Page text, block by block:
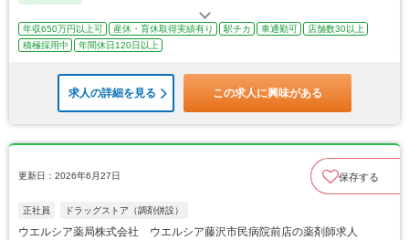
年収650万円以上可 産休・育休取得実績有り 駅チカ 車通勤可
店舗数30以上
積極採用中
年間休日120日以上
求人の詳細を見る この求人に興味がある
更新日：2026年6月27日 保存する
正社員 ドラッグストア（調剤併設）
ウエルシア薬局株式会社 ウエルシア藤沢市民病院前店の薬剤師求人